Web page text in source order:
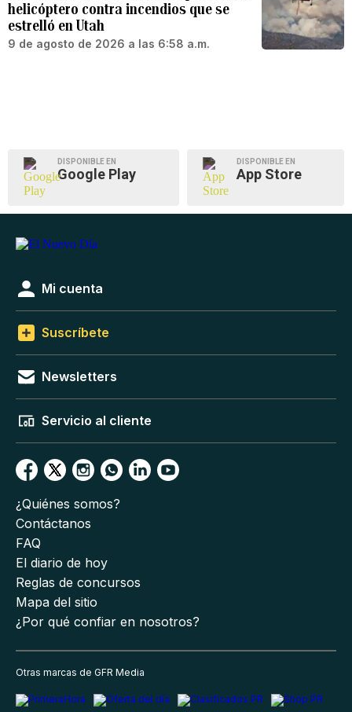
helicóptero contra incendios que se
estrelló en Utah
9 de agosto de 2026 a las 6:58 a.m.
DISPONIBLE EN
Google Play
DISPONIBLE EN
App Store
Mi cuenta
Suscríbete
Newsletters
Servicio al cliente
¿Quiénes somos?
Contáctanos
FAQ
El diario de hoy
Reglas de concursos
Mapa del sitio
¿Por qué confiar en nosotros?
Otras marcas de GFR Media